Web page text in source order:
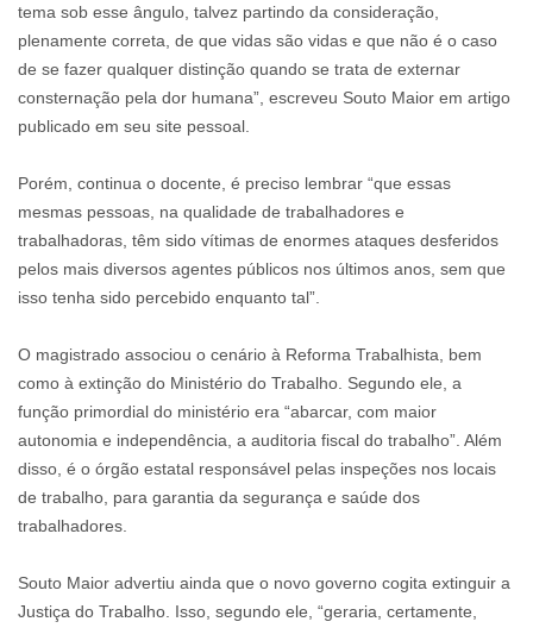
tema sob esse ângulo, talvez partindo da consideração,
plenamente correta, de que vidas são vidas e que não é o caso
de se fazer qualquer distinção quando se trata de externar
consternação pela dor humana”, escreveu Souto Maior em artigo
publicado em seu site pessoal.
Porém, continua o docente, é preciso lembrar “que essas
mesmas pessoas, na qualidade de trabalhadores e
trabalhadoras, têm sido vítimas de enormes ataques desferidos
pelos mais diversos agentes públicos nos últimos anos, sem que
isso tenha sido percebido enquanto tal”.
O magistrado associou o cenário à Reforma Trabalhista, bem
como à extinção do Ministério do Trabalho. Segundo ele, a
função primordial do ministério era “abarcar, com maior
autonomia e independência, a auditoria fiscal do trabalho”. Além
disso, é o órgão estatal responsável pelas inspeções nos locais
de trabalho, para garantia da segurança e saúde dos
trabalhadores.
Souto Maior advertiu ainda que o novo governo cogita extinguir a
Justiça do Trabalho. Isso, segundo ele, “geraria, certamente,